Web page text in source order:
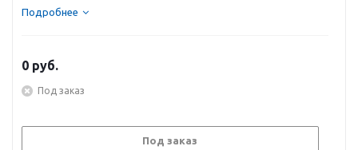
Подробнее
0 руб.
Под заказ
Под заказ